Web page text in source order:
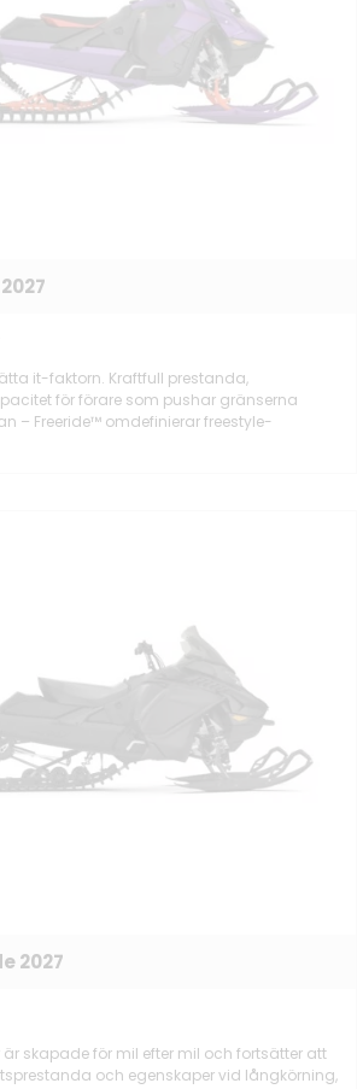
it-faktorn. Kraftfull prestanda,
för förare som pushar gränserna
– Freeride™ omdefinierar freestyle-
2027
skapade för mil efter mil och fortsätter att
och egenskaper vid långkörning,